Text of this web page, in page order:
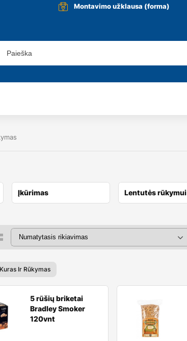
Montavimo užklausa (forma)
Įkūrimas Lentutės rūkymui
Ir Rūkymas
5 rūšių briketai
Bradley Smoker
120vnt